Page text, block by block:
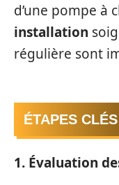
d’une pompe à
installation
régulière sont
ÉTAPES
1. Évaluation